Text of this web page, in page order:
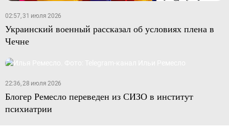
02:57, 31 июля 2026
Украинский военный рассказал об условиях плена в
Чечне
22:36, 28 июля 2026
Блогер Ремесло переведен из СИЗО в институт
психиатрии